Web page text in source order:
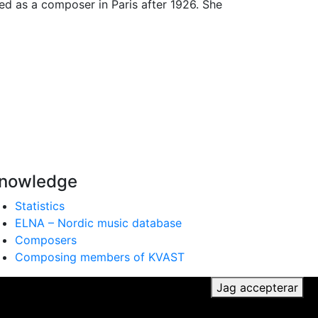
as a composer in Paris after 1926. She
Statistics
ELNA – Nordic music database
Composers
Composing members of KVAST
Jag accepterar